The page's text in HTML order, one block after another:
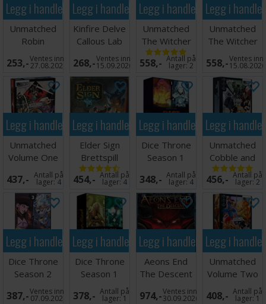
Beskytt jorden, kjemp side om side, og bevis at du er verdig
arven etter Vokterne - for i Invincible: The Card Game betyr
det å være en helt å aldri gi seg, uansett hvor umulige
oddsene er!
Antall spillere: 1-4
Alder: 14+
Spilletid: 60 minutter
Språk: Engelsk
Legg i handlekurven
Unmatched
Robin
Hood/Bigfoot
Brettspill
253,-Ventes inn
27.08.2026
Legg i handlekurven
Kinfire Delve
Callous Lab
Brettspill
268,-Ventes inn
15.09.2026
Legg i handlekurven
Unmatched
The Witcher
Steel & Silver
558,- Antall på
lager:2
Legg i
Unmatched
The Witcher
Realms Falls
558,-Ventes inn
15.08.2026
Legg i handlekurven
Unmatched
Volume One
Brettspill
437,- Antall på
lager:4
Legg i handlekurven
Elder Sign
Brettspill
454,- Antall på
lager:4
Legg i handlekurven
Dice Throne
Season 1
ReRolled Box
348,- Antall på
lager:4
Legg i
Unmatched
Cobble and
Fog Brettspill
456,- Antall på
lager:2
Legg i handlekurven
Dice Throne
Season 2
Battle Box 3
387,-Ventes inn
07.09.2026
Legg i handlekurven
Dice Throne
Season 1
ReRolled Box
378,- Antall på
lager:1
Legg i handlekurven
Aeons End
The Descent
Brettspill
974,-Ventes inn
30.09.2026
Legg i
Unmatched
Volume Two
Brettspill
408,- Antall på
lager:1